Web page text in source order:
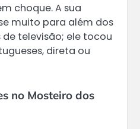
choque. A sua
muito para além dos
televisão; ele tocou
direta ou
no Mosteiro dos